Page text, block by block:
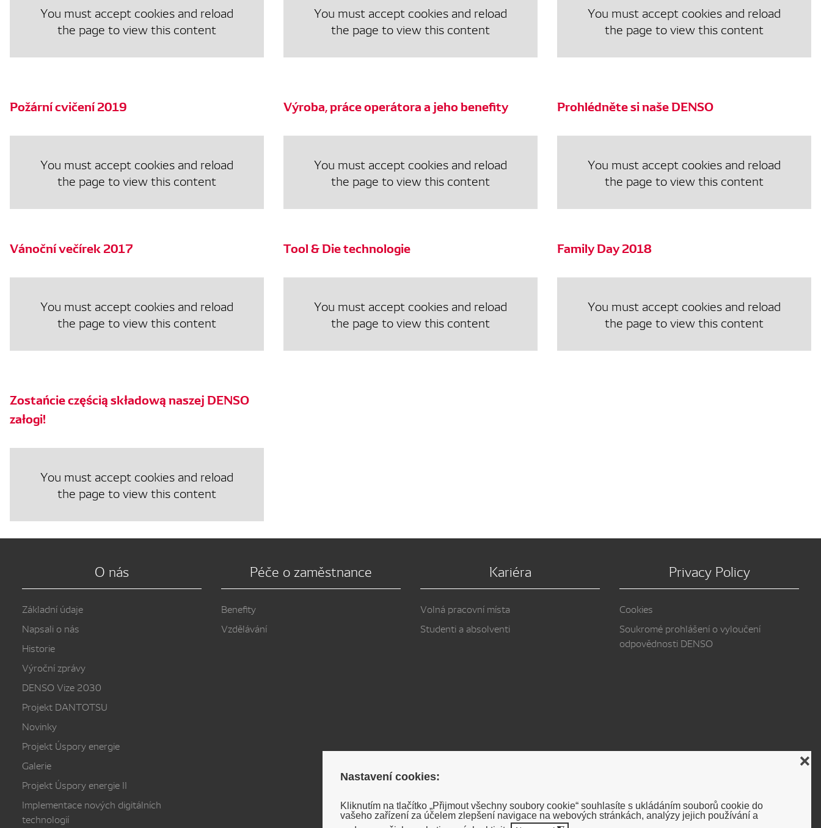
Nastavení cookies:
Kliknutím na tlačítko „Přijmout všechny soubory cookie“ souhlasíte s ukládáním souborů cookie do
vašeho zařízení za účelem zlepšení navigace na webových stránkách, analýzy jejich používání a
❌
You must accept cookies and reload
the page to view this content
You must accept cookies and reload
the page to view this content
You must accept cookies and reload
the page to view this content
Požární cvičení 2019
You must accept cookies and reload
the page to view this content
Výroba, práce operátora a jeho benefity
You must accept cookies and reload
the page to view this content
Prohlédněte si naše DENSO
You must accept cookies and reload
the page to view this content
Vánoční večírek 2017
You must accept cookies and reload
the page to view this content
Tool & Die technologie
You must accept cookies and reload
the page to view this content
Family Day 2018
You must accept cookies and reload
the page to view this content
Zostańcie częścią składową naszej DENSO
załogi!
You must accept cookies and reload
the page to view this content
O nás
Základní údaje
Napsali o nás
Historie
Výroční zprávy
DENSO Vize 2030
Projekt DANTOTSU
Novinky
Projekt Úspory energie
Galerie
Projekt Úspory energie II
Implementace nových digitálních
technologií
Péče o zaměstnance
Benefity
Vzdělávání
Kariéra
Volná pracovní místa
Studenti a absolventi
Privacy Policy
Cookies
Soukromé prohlášení o vyloučení
odpovědnosti DENSO